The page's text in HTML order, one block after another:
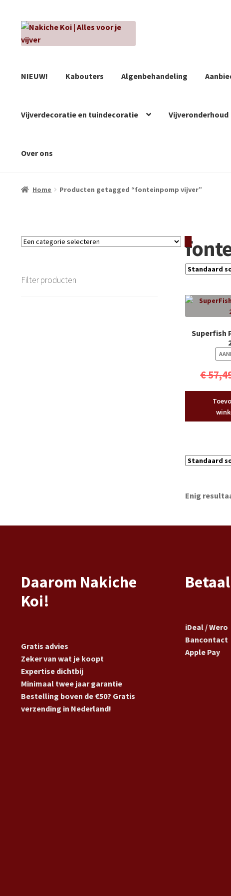
Ga
door
Ga
naar
NIEUW! Kabouters Algenbehandeling
Vijverdecoratie en tuindecoratie Vijveronderhoud
Over ons
Home Producten getagged “fonteinpomp vijver”
Een
Filter producten
Superfish
€
Enig
Daarom Nakiche
Koi!
Gratis advies
Zeker van wat je koopt
Expertise dichtbij
Minimaal twee jaar garantie
Bestelling boven de €50? Gratis
verzending in Nederland!
iDeal / Wero
Bancontact
Apple Pay